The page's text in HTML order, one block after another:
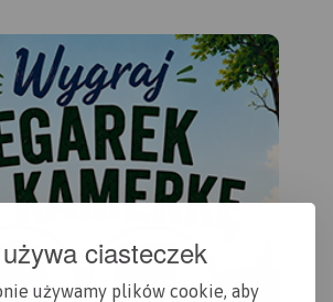
ciasteczek
używamy plików cookie, aby